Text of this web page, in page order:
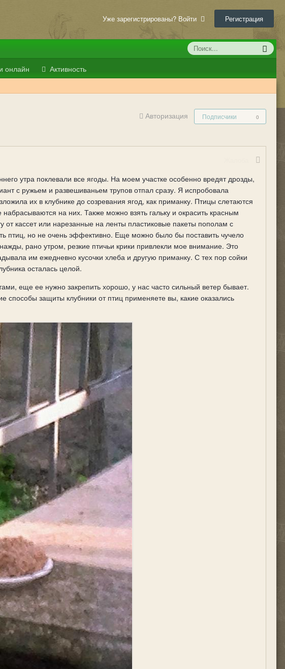
Уже зарегистрированы? Войти Регистрация
онлайн Активность
Авторизация Подписчики 0
утра поклевали все ягоды. На моем участке особенно вредят дрозды,
с ружьем и развешиваньем трупов отпал сразу. Я испробовала
их в клубнике до созревания ягод, как приманку. Птицы слетаются
на них. Также можно взять гальку и окрасить красным
кассет или нарезанные на ленты пластиковые пакеты пополам с
птиц, но не очень эффективно. Еще можно было бы поставить чучело
рано утром, резкие птичьи крики привлекли мое внимание. Это
им ежедневно кусочки хлеба и другую приманку. С тех пор сойки
осталась целой.
еще ее нужно закрепить хорошо, у нас часто сильный ветер бывает.
защиты клубники от птиц применяете вы, какие оказались